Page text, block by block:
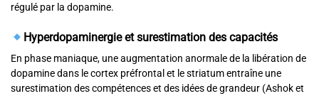
régulé par la dopamine.
Hyperdopaminergie et surestimation des capacités
En phase maniaque, une augmentation anormale de la libération de
dopamine dans le cortex préfrontal et le striatum entraîne une
surestimation des compétences et des idées de grandeur (Ashok et